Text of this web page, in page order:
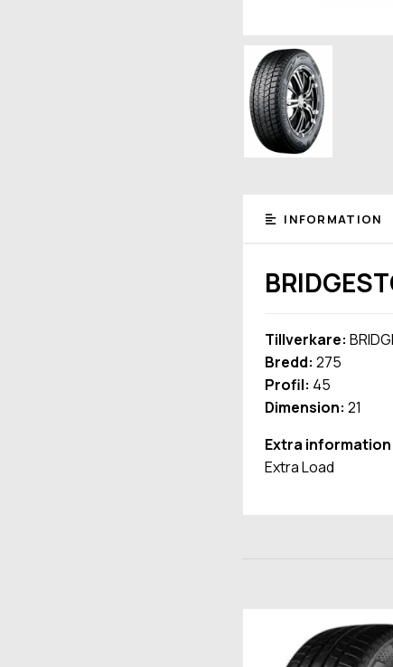
INFORMATION
Tillverkare:
Bredd: 275
Profil: 45
Dimension: 21
Extra
Extra Load